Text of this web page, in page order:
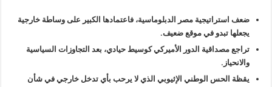
ضعف استراتيجية مصر الدبلوماسية، فاعتمادها الكبير على وساطة خارجية
يجعلها تبدو في موقع ضعيف.
تراجع مصداقية الدور الأميركي كوسيط حيادي، بعد التجاوزات السياسية
والانحياز .
يقظة الحس الوطني الإثيوبي الذي لا يرحب بأي تدخل خارجي في شأن